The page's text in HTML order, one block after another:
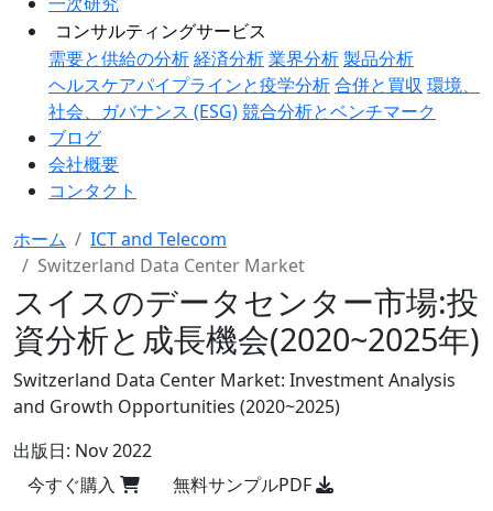
コンサルティングサービス
需要と供給の分析経済分析業界分析製品分析
ヘルスケアパイプラインと疫学分析合併と買収 環境、
社会、ガバナンス (ESG)競合分析とベンチマーク
ブログ
会社概要
コンタクト
ホーム
ICT and Telecom
Switzerland Data Center Market
スイスのデータセンター市場:投
資分析と成長機会(2020~2025年)
Switzerland Data Center Market: Investment Analysis
and Growth Opportunities (2020~2025)
出版日: Nov 2022
今すぐ購入
無料サンプルPDF